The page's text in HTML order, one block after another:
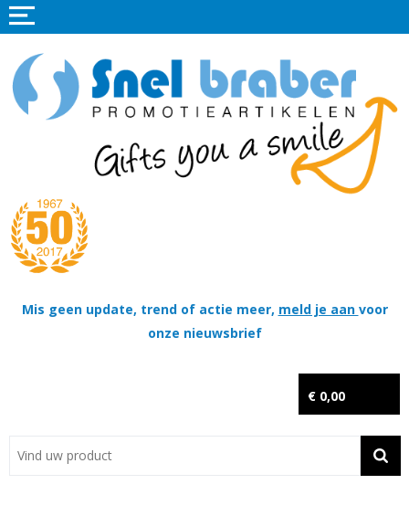
Mis geen update, trend of actie meer, meld je aan voor
onze nieuwsbrief
€ 0,00
Home
Promotieartikelen
Tassen
Thema's
Contact